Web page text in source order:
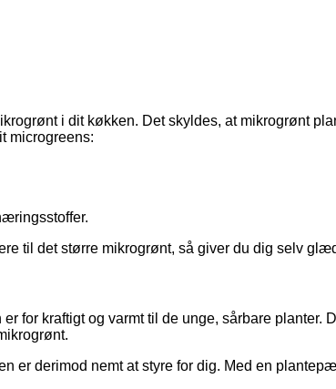
i dit køkken. Det skyldes, at mikrogrønt
microgreens:
til det større mikrogrønt, så giver du dig selv
for kraftigt og varmt til de unge, sårbare
er derimod nemt at styre for dig. Med en